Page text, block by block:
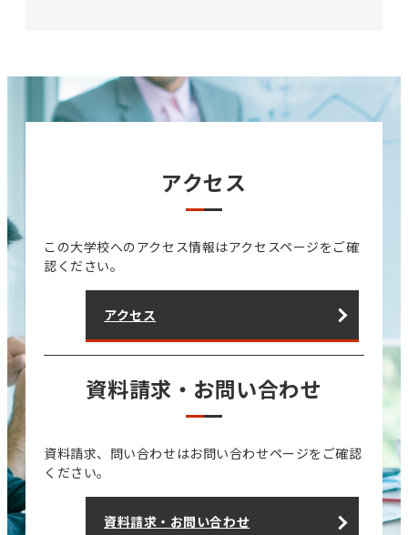
アクセス
この大学校へのアクセス情報はアクセスページをご確
認ください。
アクセス
資料請求・お問い合わせ
資料請求、問い合わせはお問い合わせページをご確認
ください。
資料請求・お問い合わせ